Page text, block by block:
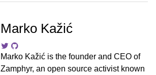
Marko Kažić
Marko Kažić is the founder and CEO of
Zamphyr, an open source activist known